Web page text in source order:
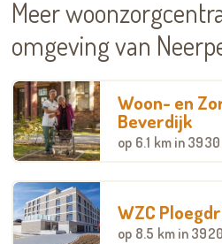
Meer
omgeving van
Woon- en
Beverdijk
op 6.1 km in
WZC
op 8.5 km in